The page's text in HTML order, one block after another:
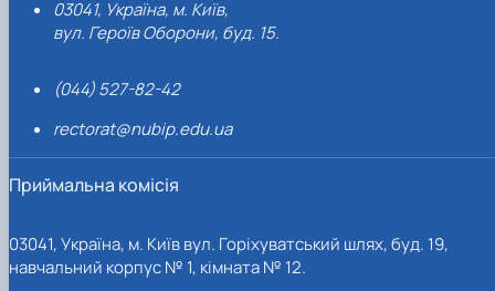
03041, Україна, м. Київ,
вул. Героїв Оборони, буд. 15.
(044) 527-82-42
rectorat@nubip.edu.ua
Приймальна комісія
03041, Україна, м. Київ вул. Горіхуватський шлях, буд. 19,
навчальний корпус № 1, кімната № 12.